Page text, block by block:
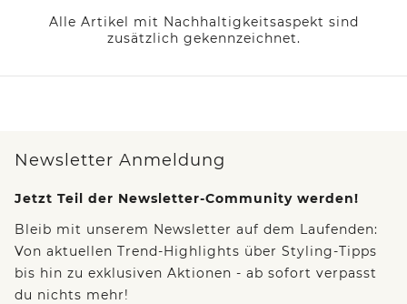
Alle Artikel mit Nachhaltigkeitsaspekt sind
zusätzlich gekennzeichnet.
Newsletter Anmeldung
Jetzt Teil der Newsletter-Community werden!
Bleib mit unserem Newsletter auf dem Laufenden:
Von aktuellen Trend-Highlights über Styling-Tipps
bis hin zu exklusiven Aktionen - ab sofort verpasst
du nichts mehr!